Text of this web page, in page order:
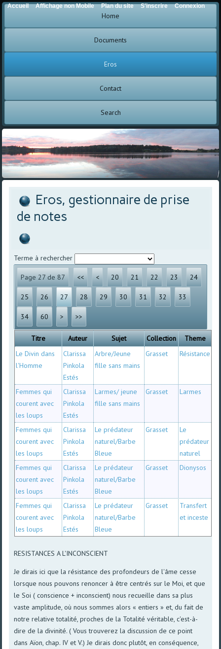
Home
Documents
Eros
Contact
Search
Eros, gestionnaire de prise
de notes
Terme à rechercher
Page 27 de 87 << < 20 21 22 23 24
25 26 27 28 29 30 31 32 33
34 60 > >>
Titre Auteur Sujet Collection
Theme
Le Divin dans
l'Homme
Clarissa
Pinkola
Estés
Arbre/Jeune
fille sans mains
Grasset Résistance
Femmes qui
courent avec
les loups
Clarissa
Pinkola
Estés
Larmes/ jeune
fille sans mains
Grasset Larmes
Femmes qui
courent avec
les loups
Clarissa
Pinkola
Estés
Le prédateur
naturel/Barbe
Bleue
Grasset
Le
prédateur
naturel
Femmes qui
courent avec
les loups
Clarissa
Pinkola
Estés
Le prédateur
naturel/Barbe
Bleue
Grasset Dionysos
Femmes qui
courent avec
les loups
Clarissa
Pinkola
Estés
Le prédateur
naturel/Barbe
Bleue
Grasset
Transfert
et inceste
RESISTANCES A L'INCONSCIENT
Je dirais ici que la résistance des profondeurs de l'âme cesse
lorsque nous pouvons renoncer à être centrés sur le Moi, et que
le Soi ( conscience + inconscient) nous recueille dans sa plus
vaste amplitude, où nous sommes alors « entiers » et, du fait de
notre relative totalité, proches de la Totalité véritable, c'est-à-
dire de la divinité. ( Vous trouverez la discussion de ce point
dans Aïon, chap. IV et V.) Je dirais donc plutôt, en conséquence,
Accueil Affichage non Mobile Plan du site S'inscrire Connexion